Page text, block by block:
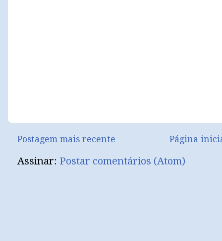
Postagem mais recente Página
Assinar: Postar comentários (Atom)